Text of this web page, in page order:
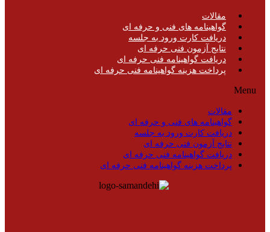
مقالات
گواهینامه های فنی و حرفه ای
دریافت کارت ورود به جلسه
نتایج آزمون فنی حرفه ای
دریافت گواهینامه فنی حرفه ای
پرداخت هزینه گواهینامه فنی حرفه ای
Menu
مقالات
گواهینامه های فنی و حرفه ای
دریافت کارت ورود به جلسه
نتایج آزمون فنی حرفه ای
دریافت گواهینامه فنی حرفه ای
پرداخت هزینه گواهینامه فنی حرفه ای